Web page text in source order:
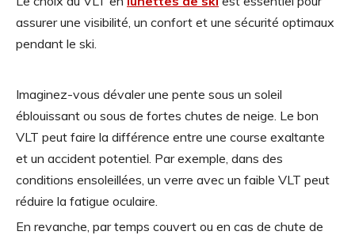
assurer une visibilité, un confort et une sécurité optimaux
pendant le ski.
Imaginez-vous dévaler une pente sous un soleil
éblouissant ou sous de fortes chutes de neige. Le bon
VLT peut faire la différence entre une course exaltante
et un accident potentiel. Par exemple, dans des
conditions ensoleillées, un verre avec un faible VLT peut
réduire la fatigue oculaire.
En revanche, par temps couvert ou en cas de chute de